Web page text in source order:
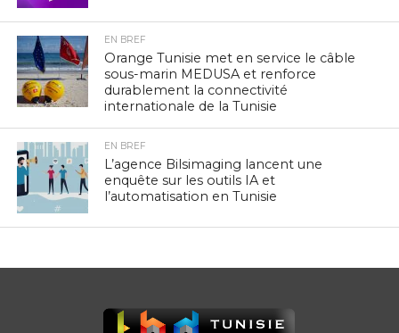
EN BREF
Orange Tunisie met en service le câble
sous-marin MEDUSA et renforce
durablement la connectivité
internationale de la Tunisie
EN BREF
L’agence Bilsimaging lancent une
enquête sur les outils IA et
l’automatisation en Tunisie